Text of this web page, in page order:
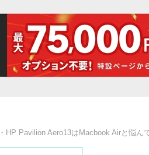
HP Pavilion Aero13はMacbook Airと悩ん